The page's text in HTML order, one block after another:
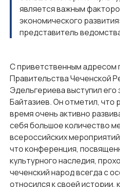
является важным
экономического
представитель
С приветственным адресом
Правительства Чеченской
Эдельгериева выступил
Байтазиев. Он отметил, что
время очень активно
себя большое количество
всероссийских
что конференция,
культурного наследия,
чеченский народ всегда с
относился к своей истории,